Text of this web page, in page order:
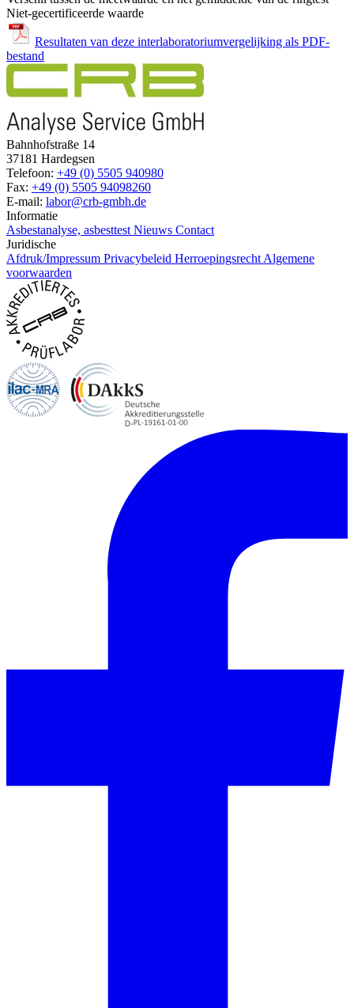
Niet-gecertificeerde waarde
Resultaten van deze interlaboratoriumvergelijking als PDF-
bestand
Bahnhofstraße 14
37181 Hardegsen
Telefoon: +49 (0) 5505 940980
Fax: +49 (0) 5505 94098260
E-mail: labor@crb-gmbh.de
Informatie
Asbestanalyse, asbesttest Nieuws Contact
Juridische
Afdruk/Impressum Privacybeleid Herroepingsrecht Algemene
voorwaarden